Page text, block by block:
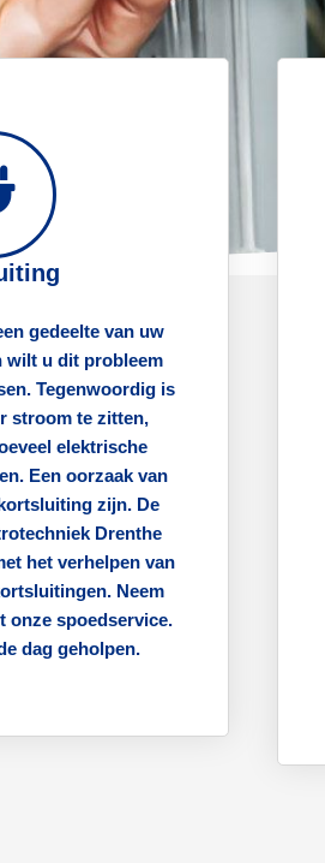
gedeelte van uw
wilt u dit probleem
Tegenwoordig is
stroom te zitten,
elektrische
Een oorzaak van
zijn. De
Drenthe
het verhelpen van
Neem
onze spoedservice.
dag geholpen.